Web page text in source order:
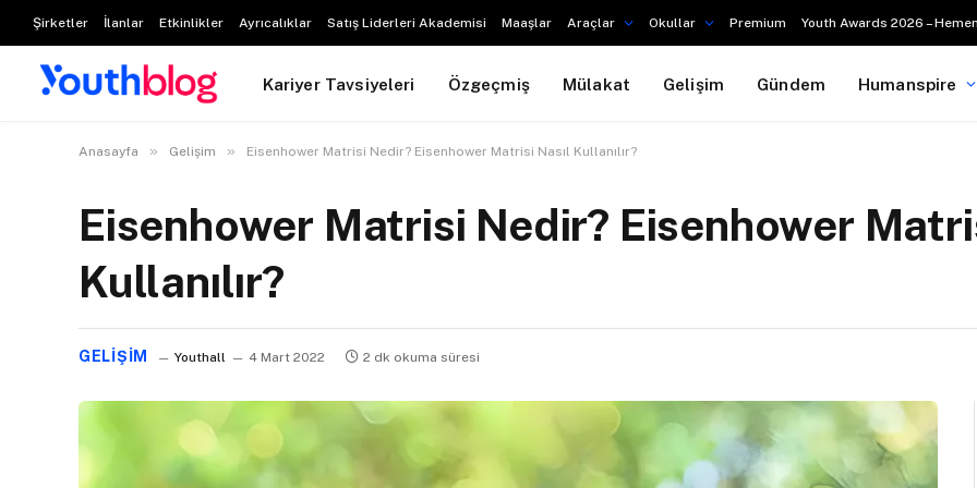
Şirketler İlanlar Etkinlikler Ayrıcalıklar Satış Liderleri Akademisi Maaşlar Araçlar Okullar Premium Youth Awards 2026 –
Kariyer Tavsiyeleri Özgeçmiş Mülakat Gelişim Gündem Humanspire
Anasayfa » Gelişim » Eisenhower Matrisi Nedir? Eisenhower Matrisi Nasıl Kullanılır?
Eisenhower Matrisi Nedir? Eisenhower
Kullanılır?
GELIŞIM Youthall 4 Mart 2022 2 dk okuma süresi